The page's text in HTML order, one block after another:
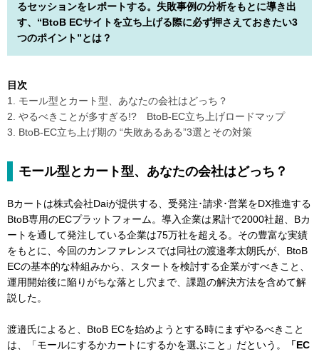
るセッションをレポートする。失敗事例の分析をもとに導き出
す、“BtoB ECサイトを立ち上げる際に必ず押さえておきたい3
つのポイント”とは？
目次
1. モール型とカート型、あなたの会社はどっち？
2. やるべきことが多すぎる!? BtoB-EC立ち上げロードマップ
3. BtoB-EC立ち上げ期の “失敗あるある”3選とその対策
モール型とカート型、あなたの会社はどっち？
Bカートは株式会社Daiが提供する、受発注･請求･営業をDX推進する
BtoB専用のECプラットフォーム。導入企業は累計で2000社超、Bカ
ートを通して発注している企業は75万社を超える。その豊富な実績
をもとに、今回のカンファレンスでは同社の渡邉孝太朗氏が、BtoB
ECの基本的な枠組みから、スタートを検討する企業がすべきこと、
運用開始後に陥りがちな落とし穴まで、課題の解決方法を含めて解
説した。
渡邉氏によると、BtoB ECを始めようとする時にまずやるべきこと
は、「モールにするかカートにするかを選ぶこと」だという。
「EC